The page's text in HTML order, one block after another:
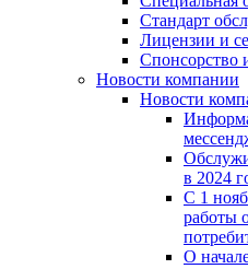
Стандарт
Лицензии и
Спонсорство
Новости компании
Новости
в 2024
С 1
работы
О